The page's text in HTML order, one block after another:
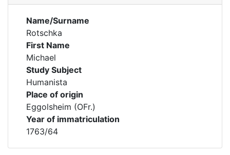
Name/Surname
Rotschka
First Name
Michael
Study Subject
Humanista
Place of origin
Eggolsheim (OFr.)
Year of immatriculation
1763/64